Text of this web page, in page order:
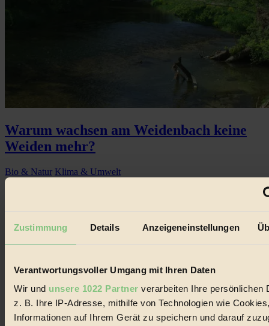
Zustimmung Details Anzeigeneinstellungen
Verantwortungsvoller Umgang mit Ihren Daten
Wir und unsere 1022 Partner verarbeiten Ihre persönlichen
z. B. Ihre IP-Adresse, mithilfe von Technologien wie
Informationen auf Ihrem Gerät zu speichern und darauf
Warum wachsen am Weidenbach keine
Weiden mehr?
Bio & Natur Klima & Umwelt
BIORAMA Niederösterreich #11
Seitennummerierung
der
Vorherige Nächste